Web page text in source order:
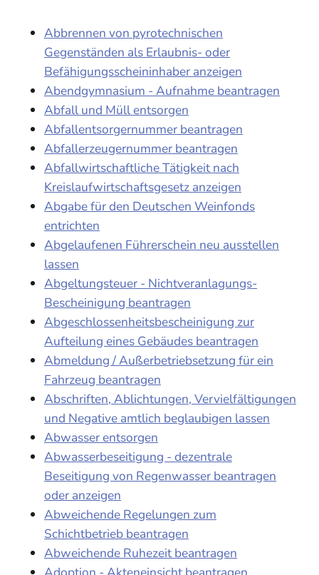
Abbrennen von pyrotechnischen
Gegenständen als Erlaubnis- oder
Befähigungsscheininhaber anzeigen
Abendgymnasium - Aufnahme beantragen
Abfall und Müll entsorgen
Abfallentsorgernummer beantragen
Abfallerzeugernummer beantragen
Abfallwirtschaftliche Tätigkeit nach
Kreislaufwirtschaftsgesetz anzeigen
Abgabe für den Deutschen Weinfonds
entrichten
Abgelaufenen Führerschein neu ausstellen
lassen
Abgeltungsteuer - Nichtveranlagungs-
Bescheinigung beantragen
Abgeschlossenheitsbescheinigung zur
Aufteilung eines Gebäudes beantragen
Abmeldung / Außerbetriebsetzung für ein
Fahrzeug beantragen
Abschriften, Ablichtungen, Vervielfältigungen
und Negative amtlich beglaubigen lassen
Abwasser entsorgen
Abwasserbeseitigung - dezentrale
Beseitigung von Regenwasser beantragen
oder anzeigen
Abweichende Regelungen zum
Schichtbetrieb beantragen
Abweichende Ruhezeit beantragen